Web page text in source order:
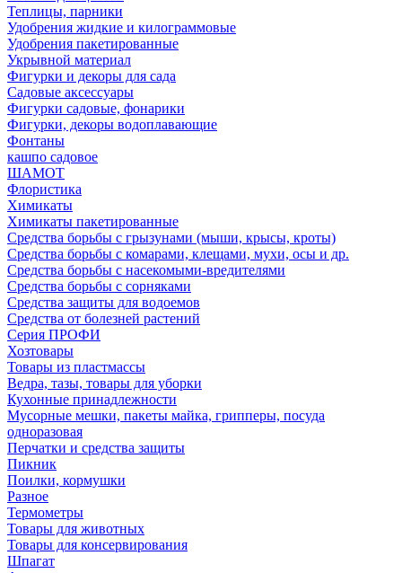
Теплицы, парники
Удобрения жидкие и килограммовые
Удобрения пакетированные
Укрывной материал
Фигурки и декоры для сада
Садовые аксессуары
Фигурки садовые, фонарики
Фигурки, декоры водоплавающие
Фонтаны
кашпо садовое
ШАМОТ
Флористика
Химикаты
Химикаты пакетированные
Средства борьбы с грызунами (мыши, крысы, кроты)
Средства борьбы с комарами, клещами, мухи, осы и др.
Средства борьбы с насекомыми-вредителями
Средства борьбы с сорняками
Средства защиты для водоемов
Средства от болезней растений
Серия ПРОФИ
Хозтовары
Товары из пластмассы
Ведра, тазы, товары для уборки
Кухонные принадлежности
Мусорные мешки, пакеты майка, грипперы, посуда
одноразовая
Перчатки и средства защиты
Пикник
Поилки, кормушки
Разное
Термометры
Товары для животных
Товары для консервирования
Шпагат